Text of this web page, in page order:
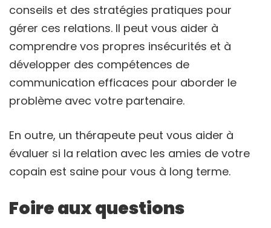
conseils et des stratégies pratiques pour
gérer ces relations. Il peut vous aider à
comprendre vos propres insécurités et à
développer des compétences de
communication efficaces pour aborder le
problème avec votre partenaire.
En outre, un thérapeute peut vous aider à
évaluer si la relation avec les amies de votre
copain est saine pour vous à long terme.
Foire aux questions